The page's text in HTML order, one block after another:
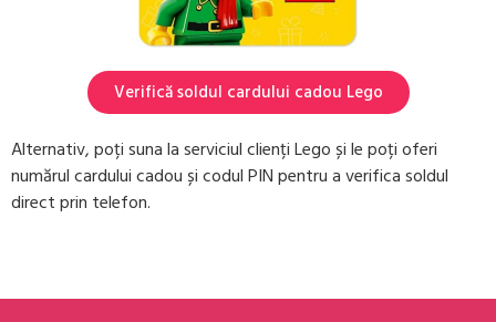
Verifică soldul cardului cadou Lego
Alternativ, poți suna la serviciul clienți Lego și le poți oferi
numărul cardului cadou și codul PIN pentru a verifica soldul
direct prin telefon.